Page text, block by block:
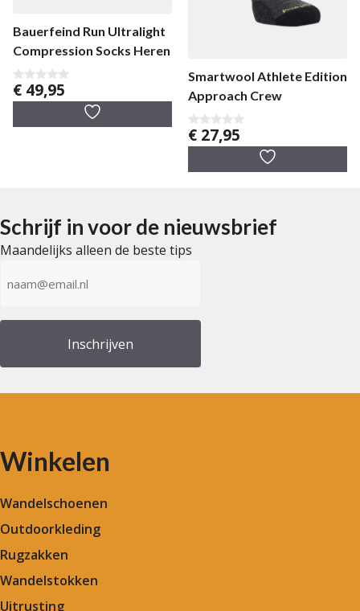
Bauerfeind Run Ultralight
Compression Socks Heren
0
v
€ 49,95
Smartwool Athlete Edition
Approach Crew
0
v
€ 27,95
Schrijf in voor de nieuwsbrief
Maandelijks alleen de beste tips
mailadres
Winkelen
Wandelschoenen
Outdoorkleding
Rugzakken
Wandelstokken
Uitrusting